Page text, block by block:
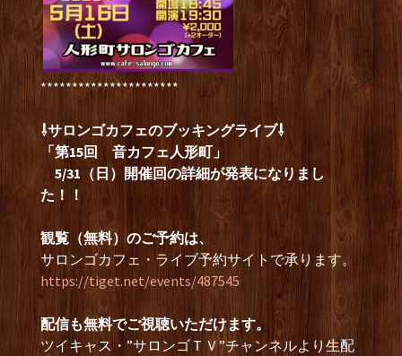
**********************
⇩サロンゴカフェのブッキングライブ⇩
「第15回 音カフェ人形町」
5/31（日）開催回の詳細が発表になりまし
た！！
観覧（無料）のご予約は、
サロンゴカフェ・ライブ予約サイトで承ります。
https://tiget.net/events/487545
配信も無料でご視聴いただけます。
ツイキャス・”サロンゴＴＶ”チャンネルより生配